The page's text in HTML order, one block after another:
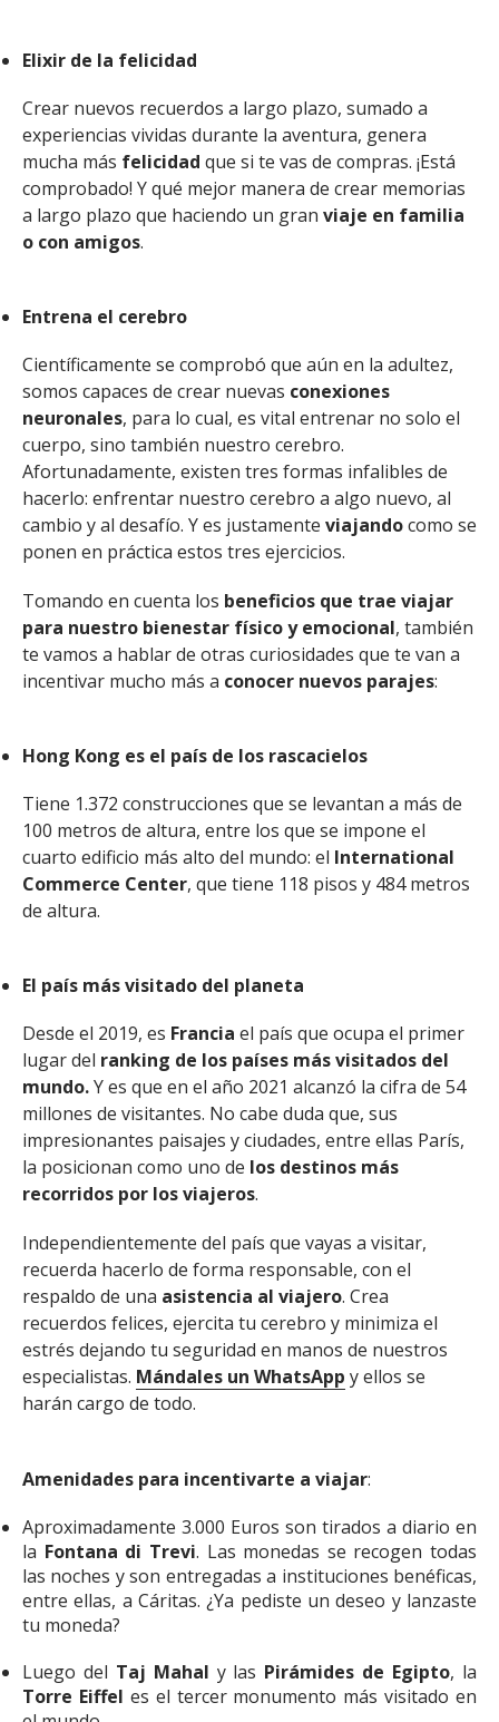
Elixir de la felicidad
Crear nuevos recuerdos a largo plazo, sumado a
experiencias vividas durante la aventura, genera
mucha más felicidad que si te vas de compras. ¡Está
comprobado! Y qué mejor manera de crear memorias
a largo plazo que haciendo un gran viaje en familia
o con amigos.
Entrena el cerebro
Científicamente se comprobó que aún en la adultez,
somos capaces de crear nuevas conexiones
neuronales, para lo cual, es vital entrenar no solo el
cuerpo, sino también nuestro cerebro.
Afortunadamente, existen tres formas infalibles de
hacerlo: enfrentar nuestro cerebro a algo nuevo, al
cambio y al desafío. Y es justamente viajandocomo se
ponen en práctica estos tres ejercicios.
Tomando en cuenta los beneficios que trae viajar
para nuestro bienestar físico y emocional, también
te vamos a hablar de otras curiosidades que te van a
incentivar mucho más a conocer nuevos parajes:
Hong Kong es el país de los rascacielos
Tiene 1.372 construcciones que se levantan a más de
100 metros de altura, entre los que se impone el
cuarto edificio más alto del mundo: el International
Commerce Center, que tiene 118 pisos y 484 metros
de altura.
El país más visitado del planeta
Desde el 2019, es Francia el país que ocupa el primer
lugar del ranking de los países más visitados del
mundo.Y es que en el año 2021 alcanzó la cifra de 54
millones de visitantes. No cabe duda que, sus
impresionantes paisajes y ciudades, entre ellas París,
la posicionan como uno de los destinos más
recorridos por los viajeros.
Independientemente del país que vayas a visitar,
recuerda hacerlo de forma responsable, con el
respaldo de una asistencia al viajero. Crea
recuerdos felices, ejercita tu cerebro y minimiza el
estrés dejando tu seguridad en manos de nuestros
especialistas. Mándales un WhatsApp y ellos se
harán cargo de todo.
Amenidades para incentivarte a viajar:
Aproximadamente 3.000 Euros son tirados a diario en
la Fontana di Trevi. Las monedas se recogen todas
las noches y son entregadas a instituciones benéficas,
entre ellas, a Cáritas. ¿Ya pediste un deseo y lanzaste
tu moneda?
Luego del Taj Mahal y las Pirámides de Egipto, la
Torre Eiffel es el tercer monumento más visitado en